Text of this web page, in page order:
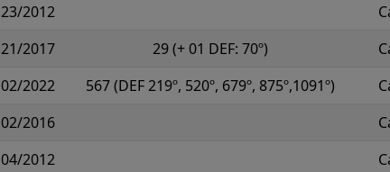
23/2012
21/2017 29 (+ 01 DEF: 70º)
02/2022 567 (DEF 219º, 520º, 679º, 875º,1091º)
02/2016
04/2012